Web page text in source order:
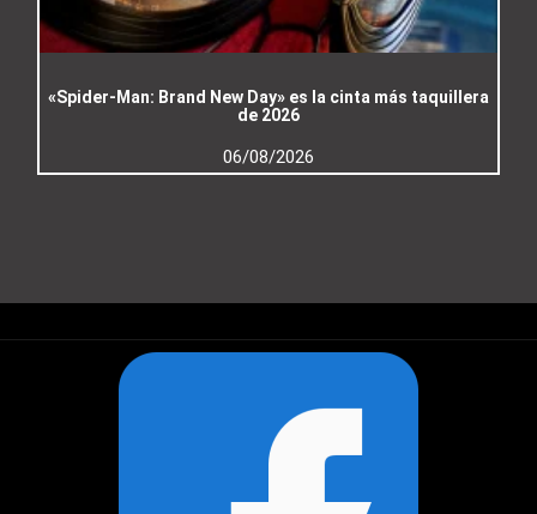
«Spider-Man: Brand New Day» es la cinta más taquillera
de 2026
06/08/2026